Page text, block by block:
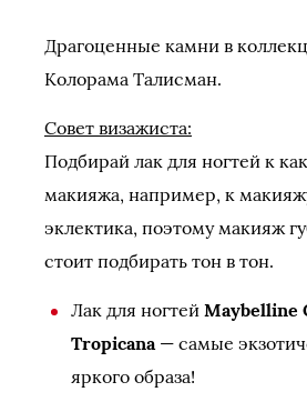
Драгоценные камни в
Колорама Талисман.
Совет визажиста:
Подбирай лак для ногтей к
макияжа, например, к
эклектика, поэтому макияж
стоит подбирать тон в тон.
Лак для ногтей Maybelline
Tropicana— самые
яркого образа!